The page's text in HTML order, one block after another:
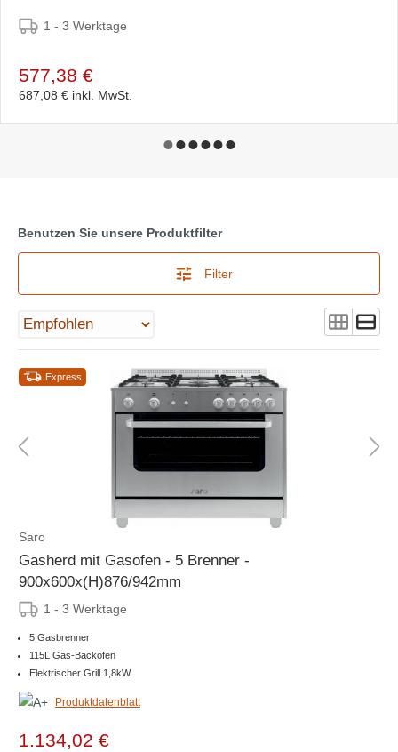
1 - 3 Werktage
577,38 €
687,08 € inkl. MwSt.
Benutzen Sie unsere Produktfilter
Filter
Express
Saro
Gasherd mit Gasofen - 5 Brenner -
900x600x(H)876/942mm
1 - 3 Werktage
5 Gasbrenner
115L Gas-Backofen
Elektrischer Grill 1,8kW
Produktdatenblatt
1.134,02 €